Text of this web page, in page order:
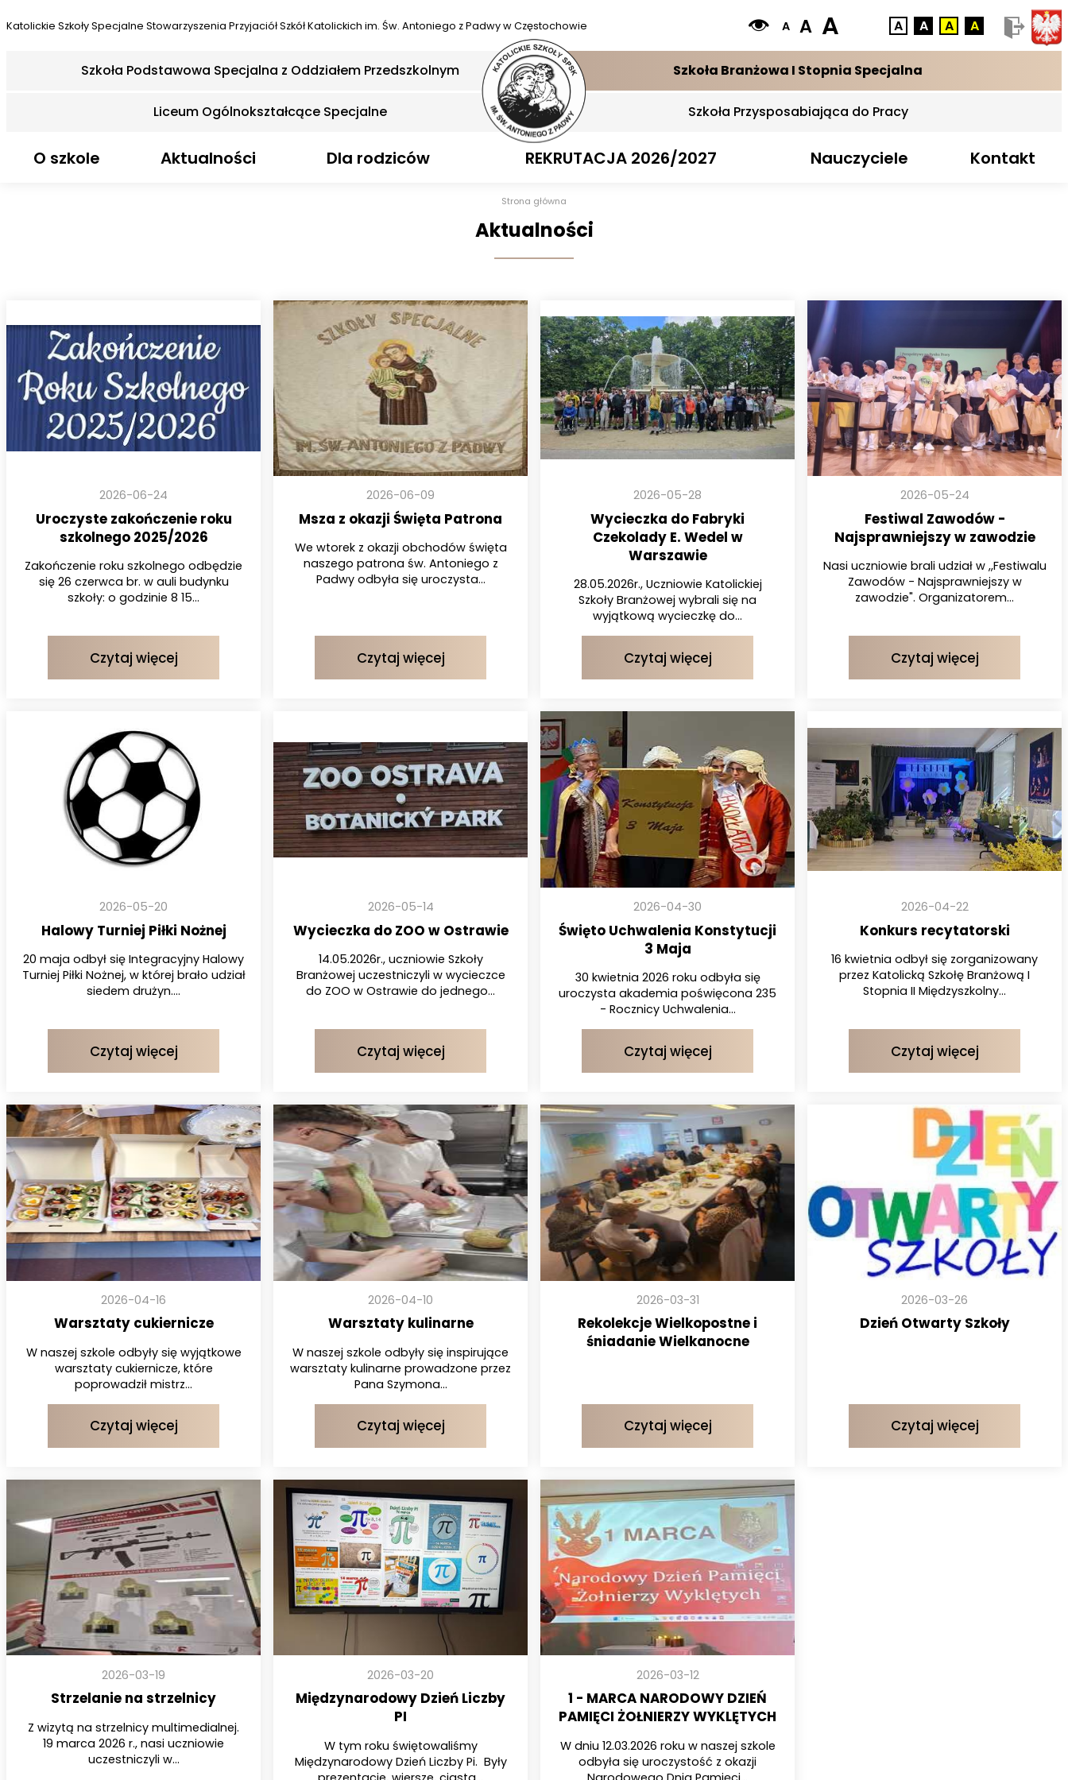
A A A A A A A
Katolickie Szkoły Specjalne Stowarzyszenia Przyjaciół Szkół Katolickich im. Św. Antoniego z Padwy w Częstochowie
Szkoła Podstawowa Specjalna z Oddziałem Przedszkolnym
Liceum Ogólnokształcące Specjalne
Szkoła Branżowa I Stopnia Specjalna
Szkoła Przysposabiająca do Pracy
O szkole Aktualności Dla rodziców REKRUTACJA 2026/2027 Nauczyciele Kontakt
Strona główna
Aktualności
2026-06-24
Uroczyste zakończenie roku
szkolnego 2025/2026
Zakończenie roku szkolnego odbędzie
się 26 czerwca br. w auli budynku
szkoły: o godzinie 8 15...
Czytaj więcej
2026-06-09
Msza z okazji Święta Patrona
We wtorek z okazji obchodów święta
naszego patrona św. Antoniego z
Padwy odbyła się uroczysta...
Czytaj więcej
2026-05-28
Wycieczka do Fabryki
Czekolady E. Wedel w
Warszawie
28.05.2026r., Uczniowie Katolickiej
Szkoły Branżowej wybrali się na
wyjątkową wycieczkę do...
Czytaj więcej
2026-05-24
Festiwal Zawodów -
Najsprawniejszy w zawodzie
Nasi uczniowie brali udział w ,,Festiwalu
Zawodów - Najsprawniejszy w
zawodzie". Organizatorem...
Czytaj więcej
2026-05-20
Halowy Turniej Piłki Nożnej
20 maja odbył się Integracyjny Halowy
Turniej Piłki Nożnej, w której brało udział
siedem drużyn....
Czytaj więcej
2026-05-14
Wycieczka do ZOO w Ostrawie
14.05.2026r., uczniowie Szkoły
Branżowej uczestniczyli w wycieczce
do ZOO w Ostrawie do jednego...
Czytaj więcej
2026-04-30
Święto Uchwalenia Konstytucji
3 Maja
30 kwietnia 2026 roku odbyła się
uroczysta akademia poświęcona 235
- Rocznicy Uchwalenia...
Czytaj więcej
2026-04-22
Konkurs recytatorski
16 kwietnia odbył się zorganizowany
przez Katolicką Szkołę Branżową I
Stopnia II Międzyszkolny...
Czytaj więcej
2026-04-16
Warsztaty cukiernicze
W naszej szkole odbyły się wyjątkowe
warsztaty cukiernicze, które
poprowadził mistrz...
Czytaj więcej
2026-04-10
Warsztaty kulinarne
W naszej szkole odbyły się inspirujące
warsztaty kulinarne prowadzone przez
Pana Szymona...
Czytaj więcej
2026-03-31
Rekolekcje Wielkopostne i
śniadanie Wielkanocne
Czytaj więcej
2026-03-26
Dzień Otwarty Szkoły
Czytaj więcej
2026-03-19
Strzelanie na strzelnicy
Z wizytą na strzelnicy multimedialnej.
19 marca 2026 r., nasi uczniowie
uczestniczyli w...
2026-03-20
Międzynarodowy Dzień Liczby
PI
W tym roku świętowaliśmy
Międzynarodowy Dzień Liczby Pi. Były
2026-03-12
1 - MARCA NARODOWY DZIEŃ
PAMIĘCI ŻOŁNIERZY WYKLĘTYCH
W dniu 12.03.2026 roku w naszej szkole
odbyła się uroczystość z okazji